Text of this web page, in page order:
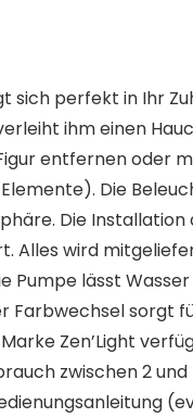
sich perfekt in Ihr
ihm einen
entfernen oder
Die
Die Installation
Alles wird
Pumpe lässt
sorgt
Zen’Light
zwischen 2 und